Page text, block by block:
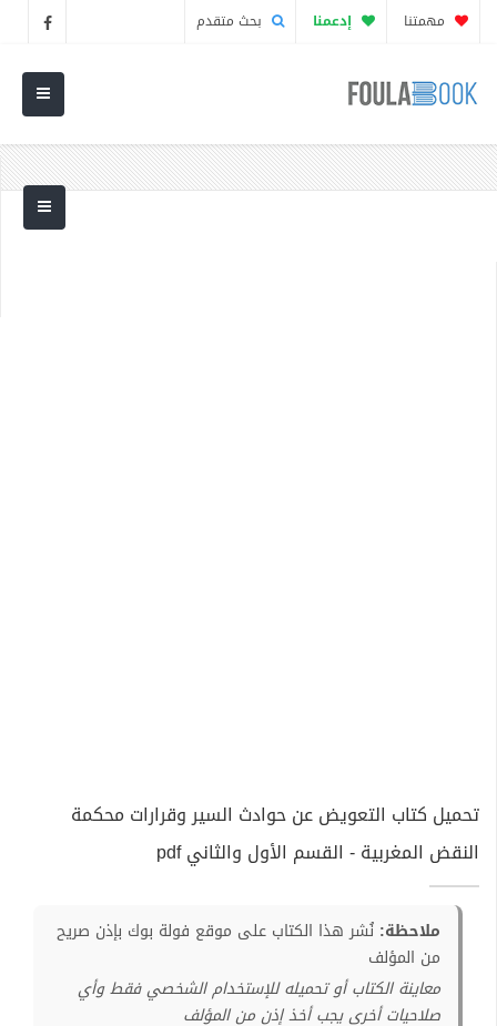
مهمتنا إدعمنا بحث متقدم
تحميل كتاب التعويض عن حوادث السير وقرارات محكمة
النقض المغربية - القسم الأول والثاني pdf
ملاحظة: نُشر هذا الكتاب على موقع فولة بوك بإذن صريح
من المؤلف
معاينة الكتاب أو تحميله للإستخدام الشخصي فقط وأي
صلاحيات أخرى يجب أخذ إذن من المؤلف